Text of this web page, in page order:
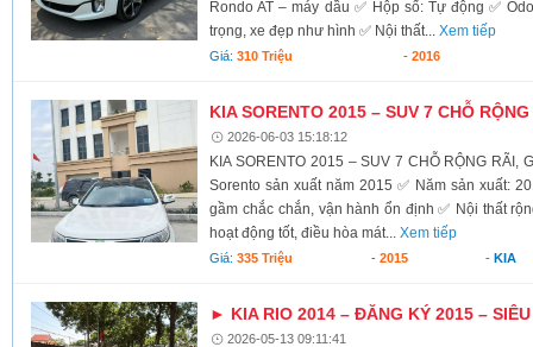
Rondo AT – máy dầu ✅ Hộp số: Tự động ✅
trọng, xe đẹp như hình ✅ Nội thất...Xem tiếp
Giá:310 Triệu - 2016
KIA SORENTO 2015 – SUV 7 CHỖ
2026-06-03 15:18:12
KIA SORENTO 2015 – SUV 7 CHỖ RỘNG RÃI,
Sorento sản xuất năm 2015 ✅ Năm sản xuất:
gầm chắc chắn, vận hành ổn định ✅ Nội thất
hoạt động tốt, điều hòa mát...Xem tiếp
Giá:335 Triệu - 2015 -KIA
► KIA RIO 2014 – ĐĂNG KÝ 2015 –
2026-05-13 09:11:41